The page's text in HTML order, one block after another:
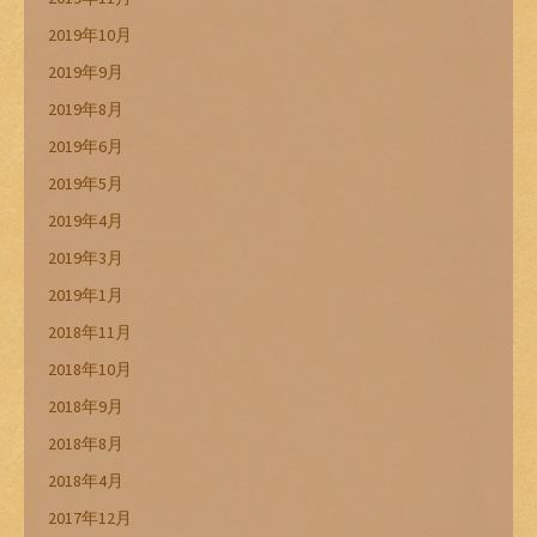
2019年10月
2019年9月
2019年8月
2019年6月
2019年5月
2019年4月
2019年3月
2019年1月
2018年11月
2018年10月
2018年9月
2018年8月
2018年4月
2017年12月